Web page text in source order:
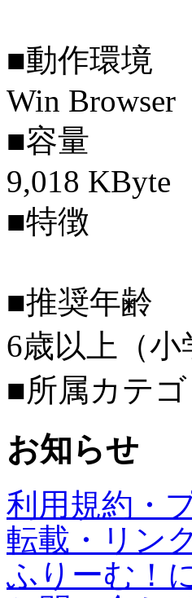
■動作環境
Win Browser
■容量
9,018 KByte
■特徴
■推奨年齢
6歳以上（小
■所属カテゴ
お知らせ
利用規約・
転載・リン
ふりーむ！